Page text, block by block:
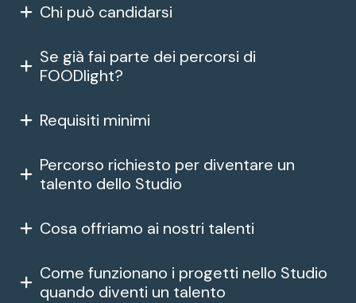
Chi può candidarsi
Se già fai parte dei percorsi di
FOODlight?
Requisiti minimi
Percorso richiesto per diventare un
talento dello Studio
Cosa offriamo ai nostri talenti
Come funzionano i progetti nello Studio
quando diventi un talento